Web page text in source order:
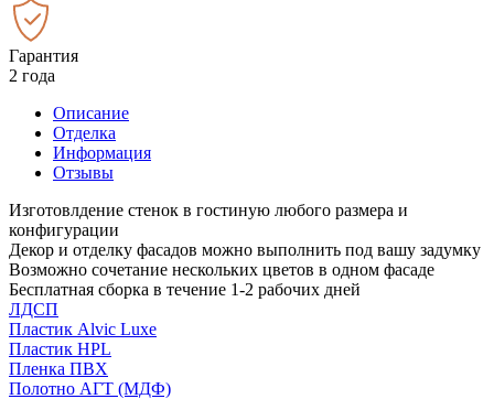
Гарантия
2 года
Описание
Отделка
Информация
Отзывы
Изготовлдение стенок в гостиную любого размера и
конфигурации
Декор и отделку фасадов можно выполнить под вашу задумку
Возможно сочетание нескольких цветов в одном фасаде
Бесплатная сборка в течение 1-2 рабочих дней
ЛДСП
Пластик Alvic Luxe
Пластик HPL
Пленка ПВХ
Полотно АГТ (МДФ)